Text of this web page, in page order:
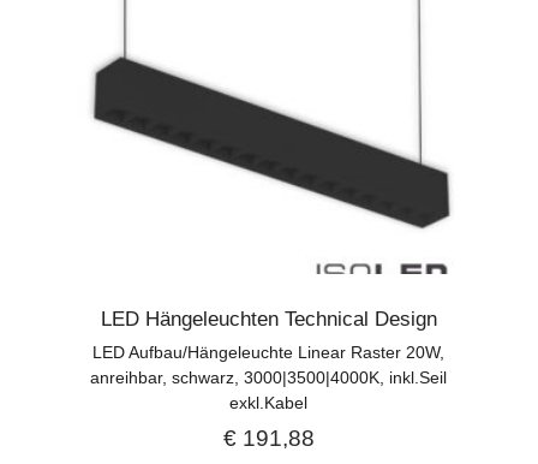
LED Hängeleuchten Technical Design
LED Aufbau/Hängeleuchte Linear Raster 20W,
anreihbar, schwarz, 3000|3500|4000K, inkl.Seil
exkl.Kabel
€191,88